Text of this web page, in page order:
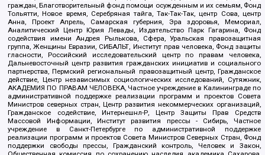
граждан, Благотворительный фонд помощи осужденным и их семьям, Фонд
Тольятти, Новое время, Серебряная тайга, Так-Так-Так, центр Сова, центр
Анна, Проект Апрель, Самарская губерния, Эра здоровья, Мемориал,
Аналитический Центр Юрия Левады, Издательство Парк Гагарина, Фонд
содействия имени Андрея Рылькова, Сфера, Уральская правозащитная
группа, Женщины Евразии, СИБАЛЬТ, Институт прав человека, Фонд защиты
гласности, Российский исследовательский центр по правам человека,
Дальневосточный центр развития гражданских инициатив и социального
партнерства, Пермский региональный правозащитный центр, Гражданское
действие, Центр независимых социологических исследований, Сутяжник,
АКАДЕМИЯ ПО ПРАВАМ ЧЕЛОВЕКА, Частное учреждение в Калининграде по
административной поддержке реализации программ и проектов Совета
Министров северных стран, Центр развития некоммерческих организаций,
Гражданское содействие, Интернешнл-Р, Центр Защиты Прав Средств
Массовой Информации, Институт развития прессы - Сибирь, Частное
учреждение в Санкт-Петербурге по административной поддержке
реализации программ и проектов Совета Министров Северных Стран, Фонд
поддержки свободы прессы, Гражданский контроль, Человек и Закон,